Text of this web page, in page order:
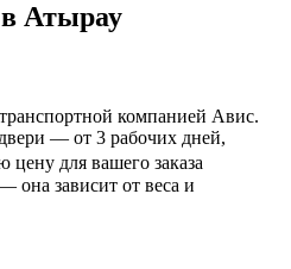
Атырау
компанией Авис.
— от 3 рабочих дней,
цену для вашего заказа
она зависит от веса и